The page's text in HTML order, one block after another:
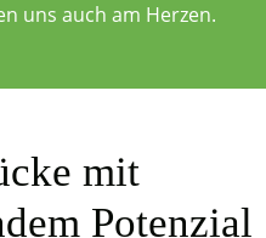
uns auch am Herzen.
mit
Potenzial